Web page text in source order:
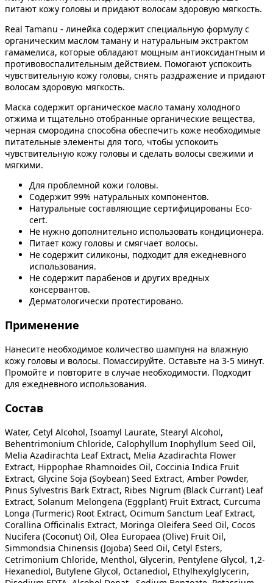
питают кожу головы и придают волосам здоровую мягкость.
Real Tamanu - линейка содержит специальную формулу с
органическим маслом таману и натуральным экстрактом
гамамелиса, которые обладают мощным антиоксидантным и
противовоспалительным действием. Помогают успокоить
чувствительную кожу головы, снять раздражение и придают
волосам здоровую мягкость.
Маска содержит органическое масло таману холодного
отжима и тщательно отобранные органические вещества,
черная смородина способна обеспечить коже необходимые
питательные элементы для того, чтобы успокоить
чувствительную кожу головы и сделать волосы свежими и
мягкими.
Для проблемной кожи головы.
Содержит 99% натуральных компонентов.
Натуральные составляющие сертифицированы Eco-
cert.
Не нужно дополнительно использовать кондиционера.
Питает кожу головы и смягчает волосы.
Не содержит силиконы, подходит для ежедневного
использования.
Не содержит парабенов и других вредных
консервантов.
Дерматологически протестировано.
Применение
Нанесите необходимое количество шампуня на влажную
кожу головы и волосы. Помассируйте. Оставьте на 3-5 минут.
Промойте и повторите в случае необходимости. Подходит
для ежедневного использования.
Состав
Water, Cetyl Alcohol, Isoamyl Laurate, Stearyl Alcohol,
Behentrimonium Chloride, Calophyllum Inophyllum Seed Oil,
Melia Azadirachta Leaf Extract, Melia Azadirachta Flower
Extract, Hippophae Rhamnoides Oil, Coccinia Indica Fruit
Extract, Glycine Soja (Soybean) Seed Extract, Amber Powder,
Pinus Sylvestris Bark Extract, Ribes Nigrum (Black Currant) Leaf
Extract, Solanum Melongena (Eggplant) Fruit Extract, Curcuma
Longa (Turmeric) Root Extract, Ocimum Sanctum Leaf Extract,
Corallina Officinalis Extract, Moringa Oleifera Seed Oil, Cocos
Nucifera (Coconut) Oil, Olea Europaea (Olive) Fruit Oil,
Simmondsia Chinensis (Jojoba) Seed Oil, Cetyl Esters,
Cetrimonium Chloride, Menthol, Glycerin, Pentylene Glycol, 1,2-
Hexanediol, Butylene Glycol, Octanediol, Ethylhexylglycerin,